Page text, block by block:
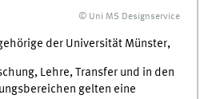
© Uni MS Designservice
der Universität Münster,
Lehre, Transfer und in den
gelten eine